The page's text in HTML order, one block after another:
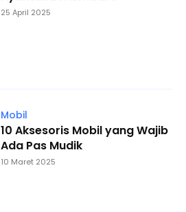
25 April 2025
Mobil
10 Aksesoris Mobil yang Wajib
Ada Pas Mudik
10 Maret 2025